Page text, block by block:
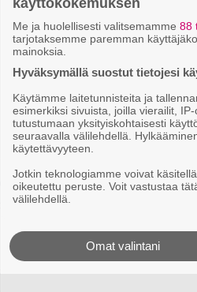
vedellä
laulaja. Juha [Tretjakov]
tarvinnut hirveästi
tosissaan, voisiko
esikoisenne on laadukasta
käyttökokemuksen
Me ja huolellisesti valitsemamme 88
tarjotaksemme paremman
mainoksia.
Hyväksymällä suostut tietojesi
Käytämme laitetunnisteita ja
esimerkiksi sivuista, joilla vierailit,
tutustumaan yksityiskohtaisesti
seuraavalla välilehdellä.
käytettävyyteen.
Jotkin teknologiamme voivat
oikeutettu peruste. Voit vastustaa
välilehdellä.
Omat valintani